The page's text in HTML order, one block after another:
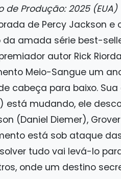
de Produção: 2025 (EUA)
de Percy Jackson e
da amada série best-
autor Rick
Meio-Sangue um
cabeça para baixo.
está mudando, ele
(Daniel Diemer),
está sob ataque
tudo vai levá-lo
onde um destino